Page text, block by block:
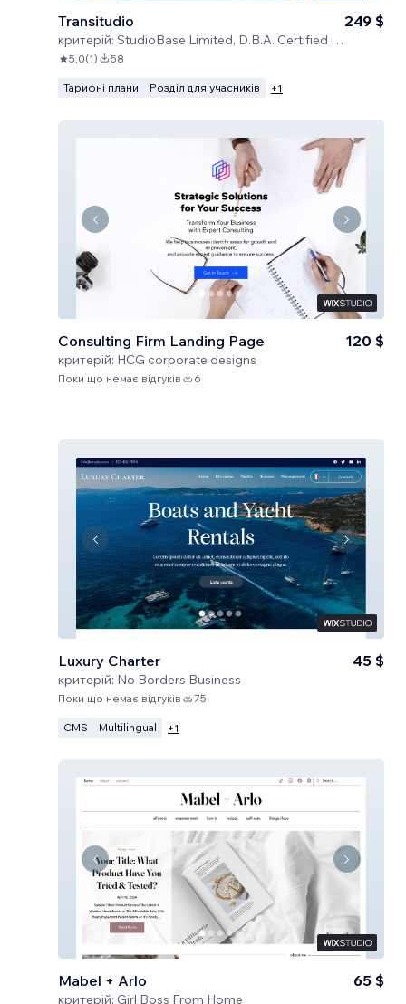
Transitudio
критерій: StudioBase Limited, D.B.A. Certified Code
249 $
5,0(1) 58
Тарифні плани Розділ для учасників +1
Consulting Firm Landing Page
критерій: HCG corporate designs
120 $
Поки що немає відгуків 6
Luxury Charter
критерій: No Borders Business
45 $
Поки що немає відгуків 75
CMS Multilingual +1
Mabel + Arlo
критерій: Girl Boss From Home
65 $